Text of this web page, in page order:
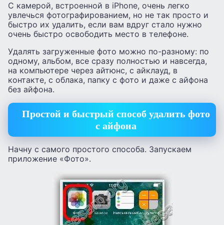
С камерой, встроенной в iPhone, очень легко
увлечься фотографированием, но не так просто и
быстро их удалить, если вам вдруг стало нужно
очень быстро освободить место в телефоне.
Удалять загруженные фото можно по-разному: по
одному, альбом, все сразу полностью и навсегда,
на компьютере через айтюнс, с айклауд, в
контакте, с облака, папку с фото и даже с айфона
без айфона.
Простой и быстрый способ удалить фото
с айфона
Начну с самого простого способа. Запускаем
приложение «Фото».